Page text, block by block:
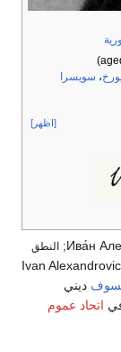
، سويسرا
[اظهر]
Ива́н
;
النطق
Ivan
ديني
اتحاد عموم